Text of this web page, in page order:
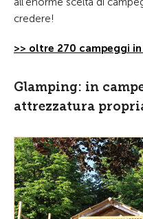
credere!
>> oltre 270 campeggi
Glamping: in
attrezzatura